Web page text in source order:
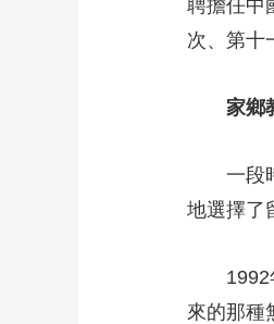
聘擔任中
次、第十
家鄉
一段
地選擇了
來的那種